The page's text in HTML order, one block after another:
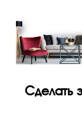
Сделать